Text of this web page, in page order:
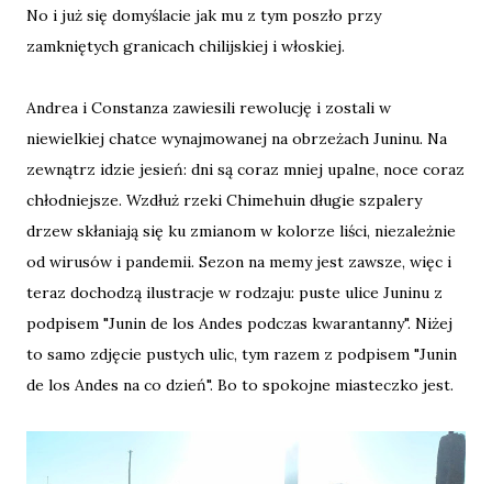
No i już się domyślacie jak mu z tym poszło przy
zamkniętych granicach chilijskiej i włoskiej.
Andrea i Constanza zawiesili rewolucję i zostali w
niewielkiej chatce wynajmowanej na obrzeżach Juninu. Na
zewnątrz idzie jesień: dni są coraz mniej upalne, noce coraz
chłodniejsze. Wzdłuż rzeki Chimehuin długie szpalery
drzew skłaniają się ku zmianom w kolorze liści, niezależnie
od wirusów i pandemii. Sezon na memy jest zawsze, więc i
teraz dochodzą ilustracje w rodzaju: puste ulice Juninu z
podpisem "Junin de los Andes podczas kwarantanny". Niżej
to samo zdjęcie pustych ulic, tym razem z podpisem "Junin
de los Andes na co dzień". Bo to spokojne miasteczko jest.